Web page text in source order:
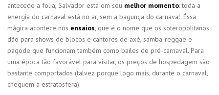
antecede a folia, Salvador está em seu melhor momento: toda a
energia do carnaval está no ar, sem a bagunça do carnaval. Éssa
mágica acontece nos ensaios, que é o nome que os soteropolitanos
dão para shows de blocos e cantores de axé, samba-reggae e
pagode que funcionam também como bailes de pré-carnaval. Para
uma época tão favorável para visitar, os preços de hospedagem são
bastante comportados (talvez porque logo mais, durante o carnaval,
cheguem à estratosfera).